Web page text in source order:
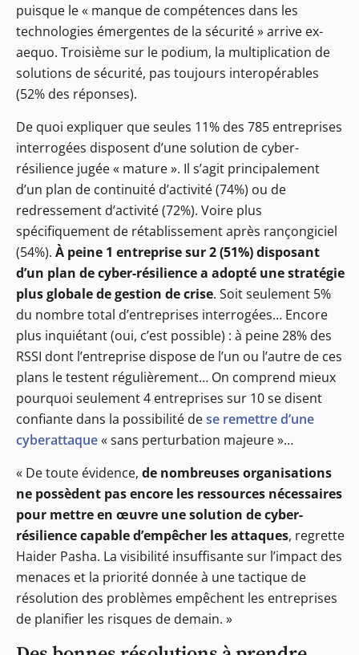
puisque le « manque de compétences dans les
technologies émergentes de la sécurité » arrive ex-
aequo. Troisième sur le podium, la multiplication de
solutions de sécurité, pas toujours interopérables
(52% des réponses).
De quoi expliquer que seules 11% des 785 entreprises
interrogées disposent d’une solution de cyber-
résilience jugée « mature ». Il s’agit principalement
d’un plan de continuité d’activité (74%) ou de
redressement d’activité (72%). Voire plus
spécifiquement de rétablissement après rançongiciel
(54%). À peine 1 entreprise sur 2 (51%) disposant
d’un plan de cyber-résilience a adopté une stratégie
plus globale de gestion de crise. Soit seulement 5%
du nombre total d’entreprises interrogées… Encore
plus inquiétant (oui, c’est possible) : à peine 28% des
RSSI dont l’entreprise dispose de l’un ou l’autre de ces
plans le testent régulièrement… On comprend mieux
pourquoi seulement 4 entreprises sur 10 se disent
confiante dans la possibilité dese remettre d’une
cyberattaque« sans perturbation majeure »…
« De toute évidence, de nombreuses organisations
ne possèdent pas encore les ressources nécessaires
pour mettre en œuvre une solution de cyber-
résilience capable d’empêcher les attaques, regrette
Haider Pasha. La visibilité insuffisante sur l’impact des
menaces et la priorité donnée à une tactique de
résolution des problèmes empêchent les entreprises
de planifier les risques de demain. »